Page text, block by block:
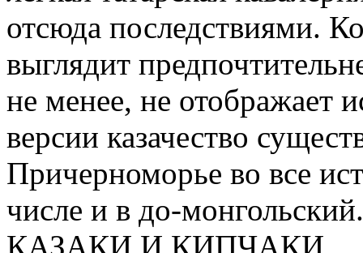
отсюда последствиями.
выглядит
не менее, не отображает
версии казачество
Причерноморье во все
числе и в до-монгольский.